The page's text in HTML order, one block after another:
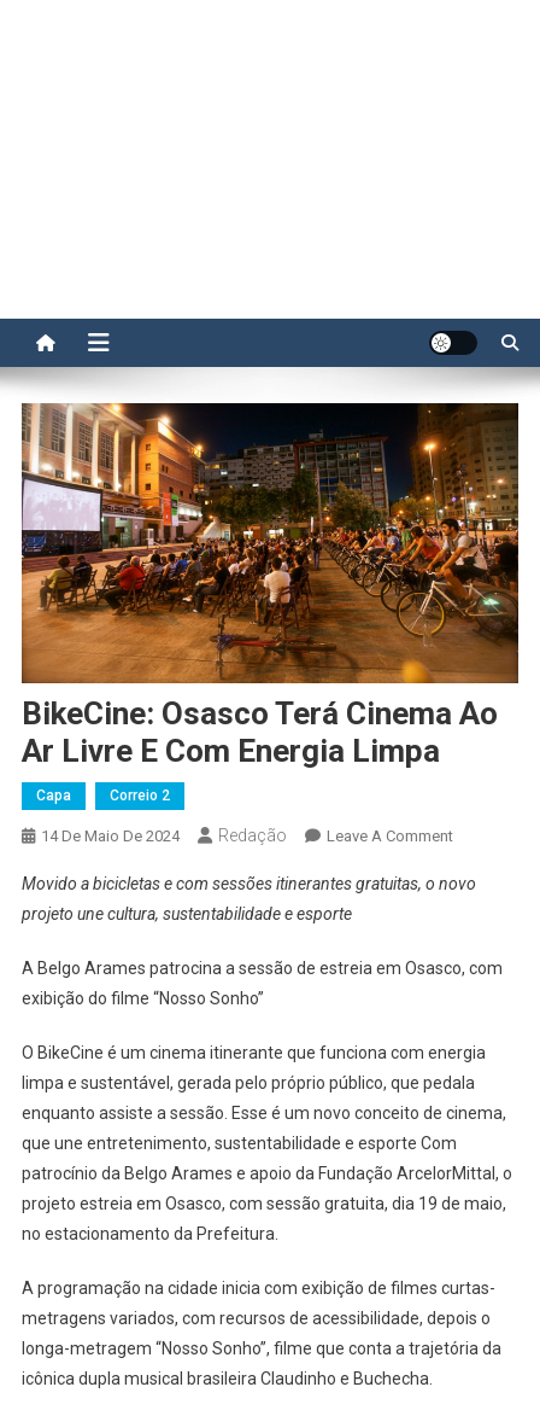
BikeCine: Osasco Terá Cinema Ao
Ar Livre E Com Energia Limpa
Capa Correio 2
14 De Maio De 2024 Redação Leave A CommentOn
Osasco
Ao
E
Com
Energia
Limpa
Movido a bicicletas e com sessões itinerantes gratuitas, o novo
projeto une cultura, sustentabilidade e esporte
A Belgo Arames patrocina a sessão de estreia em Osasco, com
exibição do filme “Nosso Sonho”
O BikeCine é um cinema itinerante que funciona com energia
limpa e sustentável, gerada pelo próprio público, que pedala
enquanto assiste a sessão. Esse é um novo conceito de cinema,
que une entretenimento, sustentabilidade e esporte Com
patrocínio da Belgo Arames e apoio da Fundação ArcelorMittal, o
projeto estreia em Osasco, com sessão gratuita, dia 19 de maio,
no estacionamento da Prefeitura.
A programação na cidade inicia com exibição de filmes curtas-
metragens variados, com recursos de acessibilidade, depois o
longa-metragem “Nosso Sonho”, filme que conta a trajetória da
icônica dupla musical brasileira Claudinho e Buchecha.